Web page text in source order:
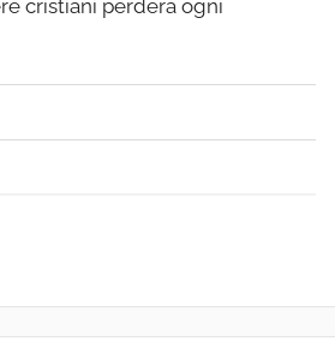
cristiani perderà ogni